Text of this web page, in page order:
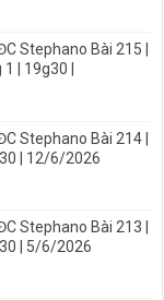
Stephano Bài 215 |
| 19g30 |
Stephano Bài 214 |
| 12/6/2026
Stephano Bài 213 |
| 5/6/2026